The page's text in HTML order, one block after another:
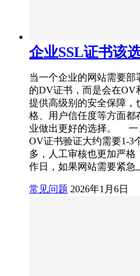
企业SSL证书该
当一个企业的网站需要部
的DV证书，而是会在OV
提供高级别的安全保障，
格、用户信任度等方面都
业做出更好的选择。 一
OV证书验证大约需要1-3
多，人工审核也更加严格
作日，如果网站需要紧
常见问题 2026年1月6日